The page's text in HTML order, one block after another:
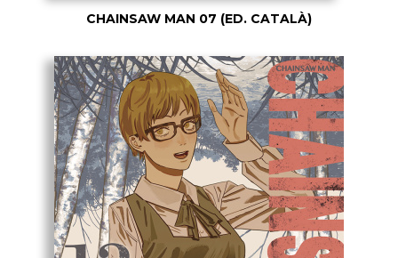
CHAINSAW MAN 07 (ED. CATALÀ)